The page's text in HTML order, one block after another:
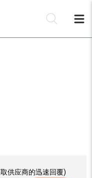
供应商的迅速回覆)